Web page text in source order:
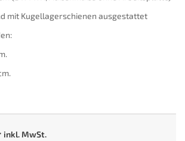
mit Kugellagerschienen ausgestattet
inkl. MwSt.